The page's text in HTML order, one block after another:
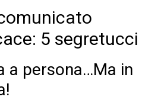
5 segretucci
a persona…Ma in